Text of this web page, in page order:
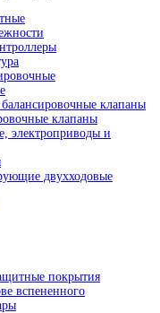
клапаны
клапаны
электроприводы и
двухходовые
покрытия
вспененного